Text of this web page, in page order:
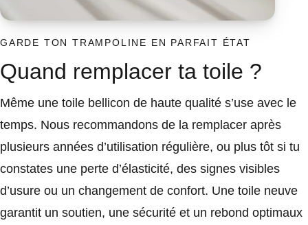
GARDE TON TRAMPOLINE EN PARFAIT ÉTAT
Quand remplacer ta toile ?
Même une toile bellicon de haute qualité s’use avec le
temps. Nous recommandons de la remplacer après
plusieurs années d’utilisation régulière, ou plus tôt si tu
constates une perte d’élasticité, des signes visibles
d’usure ou un changement de confort. Une toile neuve
garantit un soutien, une sécurité et un rebond optimaux